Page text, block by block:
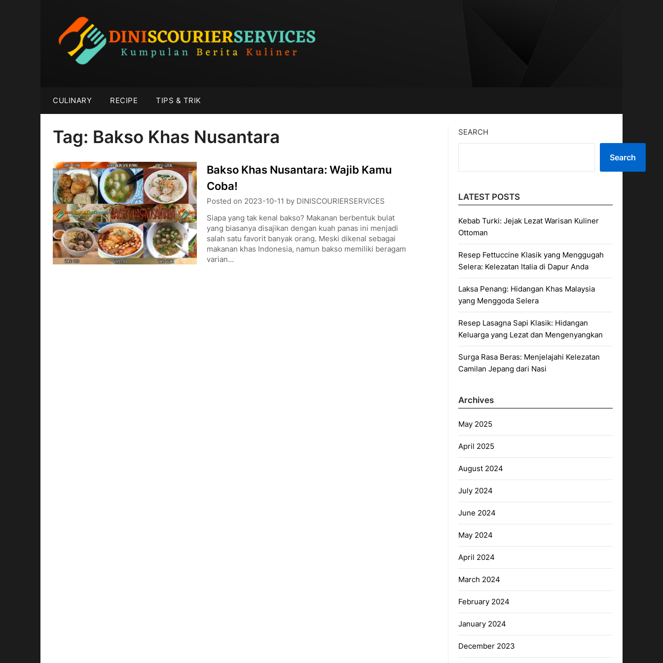
CULINARY RECIPE TIPS & TRIK
Tag: Bakso Khas Nusantara
Bakso Khas Nusantara: Wajib Kamu
Coba!
Posted on 2023-10-11 by DINISCOURIERSERVICES
Siapa yang tak kenal bakso? Makanan berbentuk bulat
yang biasanya disajikan dengan kuah panas ini menjadi
salah satu favorit banyak orang. Meski dikenal sebagai
makanan khas Indonesia, namun bakso memiliki beragam
varian…
SEARCH
Search
LATEST POSTS
Kebab Turki: Jejak Lezat Warisan Kuliner
Ottoman
Resep Fettuccine Klasik yang Menggugah
Selera: Kelezatan Italia di Dapur Anda
Laksa Penang: Hidangan Khas Malaysia
yang Menggoda Selera
Resep Lasagna Sapi Klasik: Hidangan
Keluarga yang Lezat dan Mengenyangkan
Surga Rasa Beras: Menjelajahi Kelezatan
Camilan Jepang dari Nasi
Archives
May 2025
April 2025
August 2024
July 2024
June 2024
May 2024
April 2024
March 2024
February 2024
January 2024
December 2023